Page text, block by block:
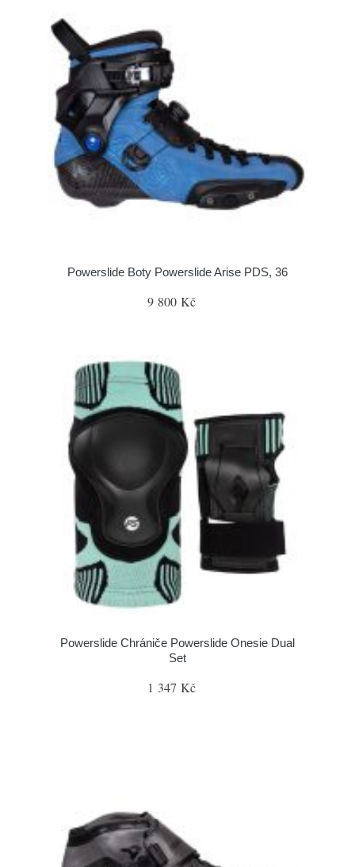
Powerslide Boty Powerslide Arise PDS, 36
9 800 Kč
Powerslide Chrániče Powerslide Onesie Dual
Set
1 347 Kč